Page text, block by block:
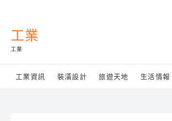
content工業
工業
工業資訊 裝潢設計 旅遊天地 生活情報